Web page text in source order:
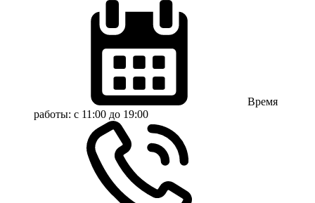
Время
работы: с 11:00 до 19:00